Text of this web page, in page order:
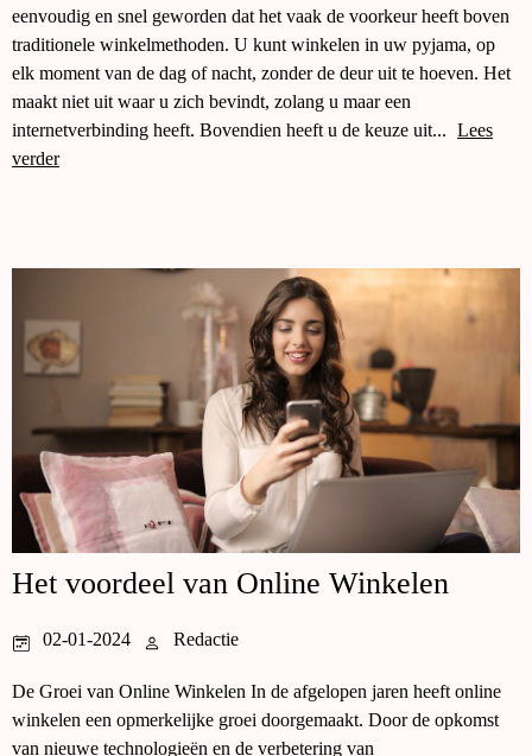
eenvoudig en snel geworden dat het vaak de voorkeur heeft boven
traditionele winkelmethoden. U kunt winkelen in uw pyjama, op
elk moment van de dag of nacht, zonder de deur uit te hoeven. Het
maakt niet uit waar u zich bevindt, zolang u maar een
internetverbinding heeft. Bovendien heeft u de keuze uit... Lees
verder
Het voordeel van Online Winkelen
02-01-2024 Redactie
De Groei van Online Winkelen In de afgelopen jaren heeft online
winkelen een opmerkelijke groei doorgemaakt. Door de opkomst
van nieuwe technologieën en de verbetering van